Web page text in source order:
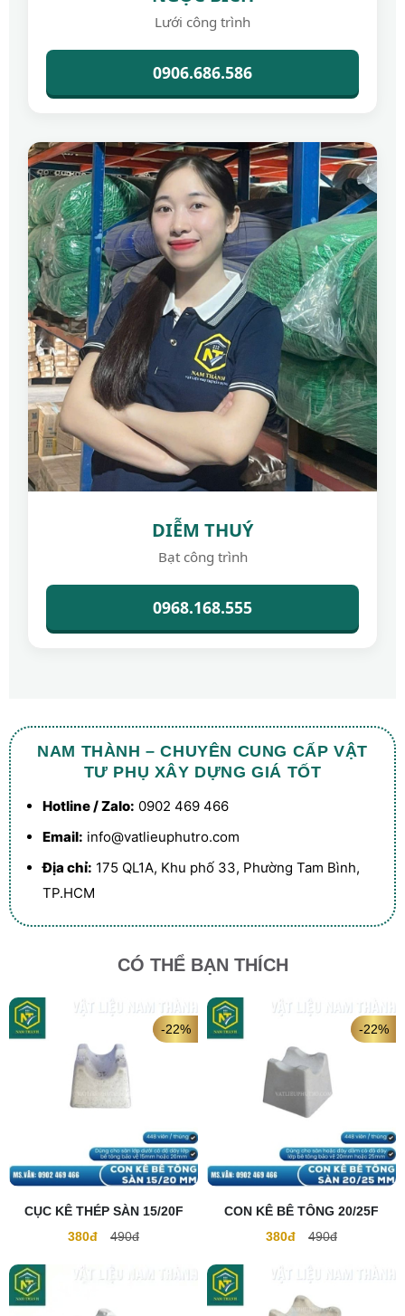
Lưới công trình
0906.686.586
DIỄM THUÝ
Bạt công trình
0968.168.555
NAM THÀNH – CHUYÊN CUNG CẤP VẬT
TƯ PHỤ XÂY DỰNG GIÁ TỐT
Hotline / Zalo: 0902 469 466
Email: info@vatlieuphutro.com
Địa chỉ: 175 QL1A, Khu phố 33, Phường Tam Bình,
TP.HCM
CÓ THỂ BẠN THÍCH
CỤC KÊ THÉP SÀN 15/20F
380đ
490đ
-22%
CON KÊ BÊ TÔNG 20/25F
380đ
490đ
-22%